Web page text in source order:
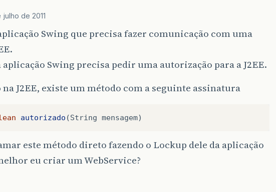
de 2011
Swing que precisa fazer comunicação com uma
aplicação Swing precisa pedir uma autorização para a J2EE.
J2EE, existe um método com a seguinte assinatura
autorizado (String mensagem)
este método direto fazendo o Lockup dele da aplicação
eu criar um WebService?